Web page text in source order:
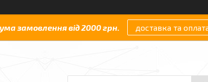
замовлення від 2000 грн. доставка та